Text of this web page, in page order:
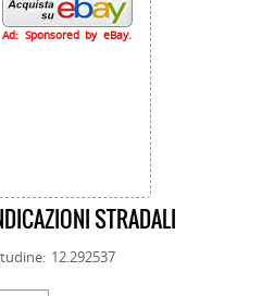
Ad: Sponsored by eBay.
STRADALI
12.292537